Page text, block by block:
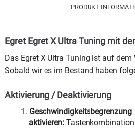
PRODUKT
Egret Egret X Ultra Tuning mit
Das Egret X Ultra Tuning ist auf dem
Sobald wir es im Bestand haben
Aktivierung / Deaktivierung
Geschwindigkeitsbegrenzung
aktivieren: Tastenkombination